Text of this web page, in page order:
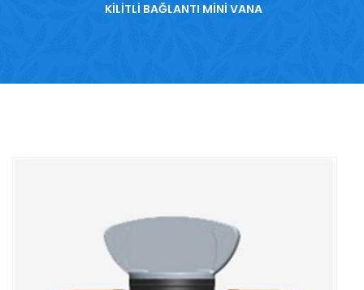
KILITLI BAĞLANTI MINI VANA